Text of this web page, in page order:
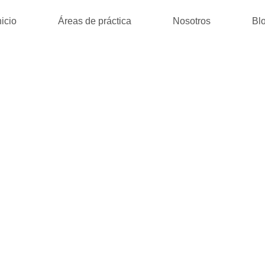
Áreas de práctica Nosotros